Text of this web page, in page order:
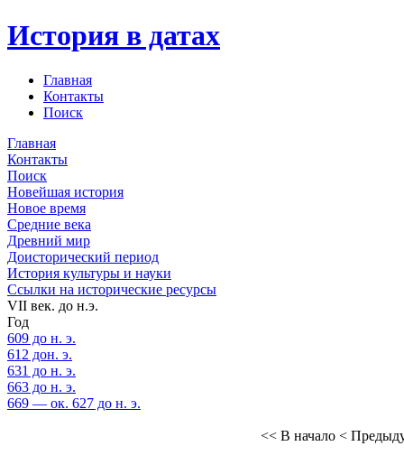
История в датах
Главная
Контакты
Поиск
Главная
Контакты
Поиск
Новейшая история
Новое время
Средние века
Древний мир
Доисторический период
История культуры и науки
Ссылки на исторические ресурсы
VII век. до н.э.
Год
609 до н. э.
612 дон. э.
631 до н. э.
663 до н. э.
669 — ок. 627 до н. э.
<< В начало <